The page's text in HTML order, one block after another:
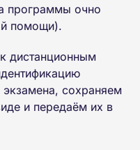
программы очно
помощи).
дистанционным
сохраняем
и передаём их в